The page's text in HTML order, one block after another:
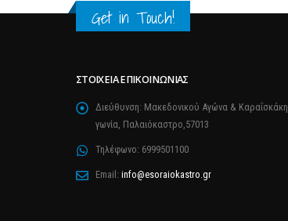
Get in Touch!
ΣΤΟΙΧΕΊΑ ΕΠΙΚΟΙΝΩΝΊΑΣ
Διεύθυνση: Μακεδονικού Αγώνα & Καραΐσκάκη
γωνία, Παλαιόκαστρο,57013
Τηλέφωνο: 6999501100
Email: info@esoraiokastro.gr